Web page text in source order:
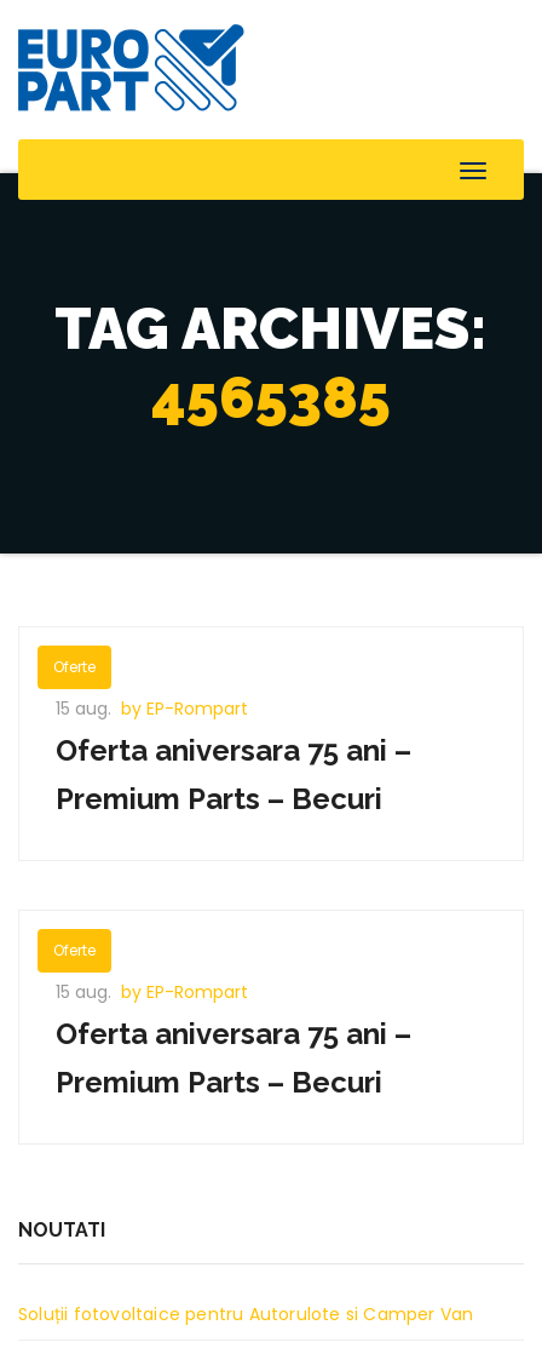
Toggle
TAG ARCHIVES:
4565385
Oferte
15 aug. by EP-Rompart
Oferta aniversara 75 ani –
Premium Parts – Becuri
Oferte
15 aug. by EP-Rompart
Oferta aniversara 75 ani –
Premium Parts – Becuri
NOUTATI
Soluții fotovoltaice pentru Autorulote si Camper Van